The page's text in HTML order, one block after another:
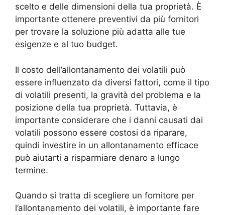
scelto e delle dimensioni della tua proprietà. È
importante ottenere preventivi da più fornitori
per trovare la soluzione più adatta alle tue
esigenze e al tuo budget.
Il costo dell’allontanamento dei volatili può
essere influenzato da diversi fattori, come il tipo
di volatili presenti, la gravità del problema e la
posizione della tua proprietà. Tuttavia, è
importante considerare che i danni causati dai
volatili possono essere costosi da riparare,
quindi investire in un allontanamento efficace
può aiutarti a risparmiare denaro a lungo
termine.
Quando si tratta di scegliere un fornitore per
l’allontanamento dei volatili, è importante fare